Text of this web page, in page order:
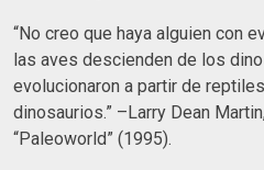
“No creo que haya alguien con
las aves descienden de los
evolucionaron a partir de
dinosaurios.” –Larry Dean
“Paleoworld” (1995).